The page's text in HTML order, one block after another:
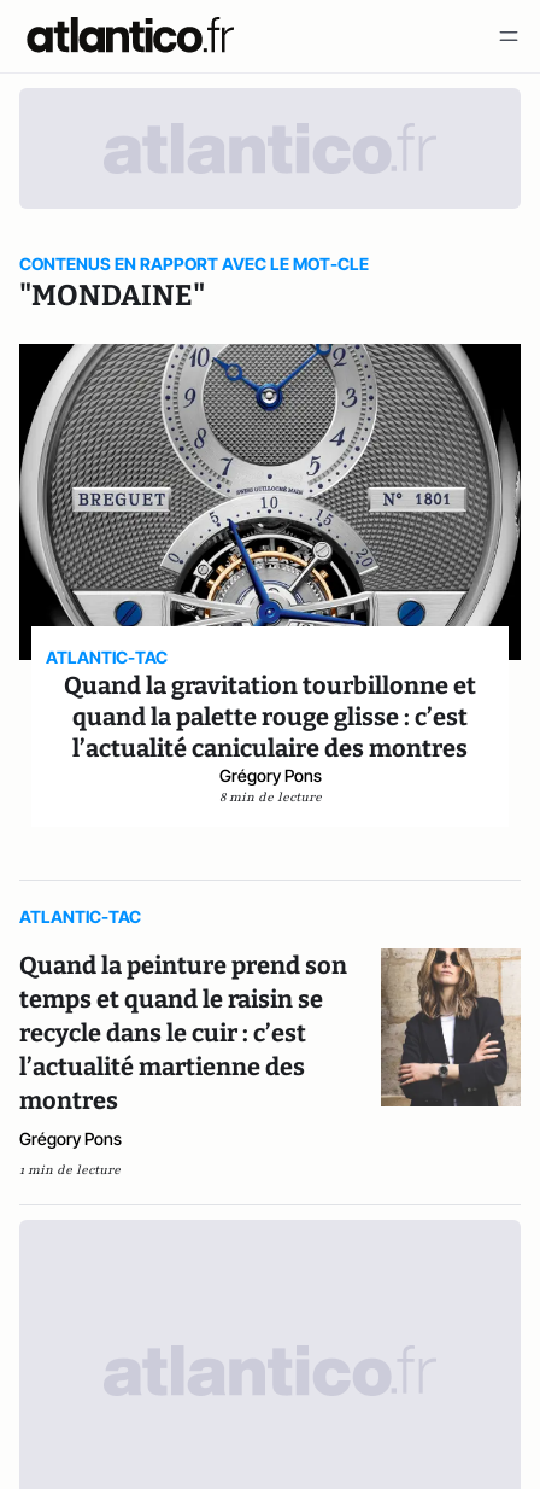
CONTENUS EN RAPPORT AVEC LE MOT-CLE
"MONDAINE"
ATLANTIC-TAC
Quand la gravitation tourbillonne et
quand la palette rouge glisse : c’est
l’actualité caniculaire des montres
Grégory Pons
8 min de lecture
ATLANTIC-TAC
Quand la peinture prend son
temps et quand le raisin se
recycle dans le cuir : c’est
l’actualité martienne des
montres
Grégory Pons
1 min de lecture